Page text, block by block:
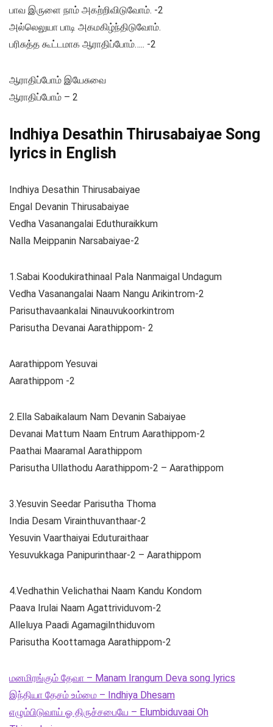
பாவ இருளை நாம் அகற்றிவிடுவோம். -2
அல்லெலுயா பாடி அகமகிழ்ந்திடுவோம்.
பரிசுத்த கூட்டமாக ஆராதிப்போம்….. -2
ஆராதிப்போம் இயேசுவை
ஆராதிப்போம் – 2
Indhiya Desathin Thirusabaiyae Song
lyrics in English
Indhiya Desathin Thirusabaiyae
Engal Devanin Thirusabaiyae
Vedha Vasanangalai Eduthuraikkum
Nalla Meippanin Narsabaiyae-2
1.Sabai Koodukirathinaal Pala Nanmaigal Undagum
Vedha Vasanangalai Naam Nangu Arikintrom-2
Parisuthavaankalai Ninauvukoorkintrom
Parisutha Devanai Aarathippom- 2
Aarathippom Yesuvai
Aarathippom -2
2.Ella Sabaikalaum Nam Devanin Sabaiyae
Devanai Mattum Naam Entrum Aarathippom-2
Paathai Maaramal Aarathippom
Parisutha Ullathodu Aarathippom-2 – Aarathippom
3.Yesuvin Seedar Parisutha Thoma
India Desam Virainthuvanthaar-2
Yesuvin Vaarthaiyai Eduturaithaar
Yesuvukkaga Panipurinthaar-2 – Aarathippom
4.Vedhathin Velichathai Naam Kandu Kondom
Paava Irulai Naam Agattrividuvom-2
Alleluya Paadi Agamagilnthiduvom
Parisutha Koottamaga Aarathippom-2
மனமிரங்கும் தேவா – Manam Irangum Deva song lyrics
இந்தியா தேசம் உம்மை – Indhiya Dhesam
எழும்பிடுவாய் ஓ திருச்சபையே – Elumbiduvaai Oh